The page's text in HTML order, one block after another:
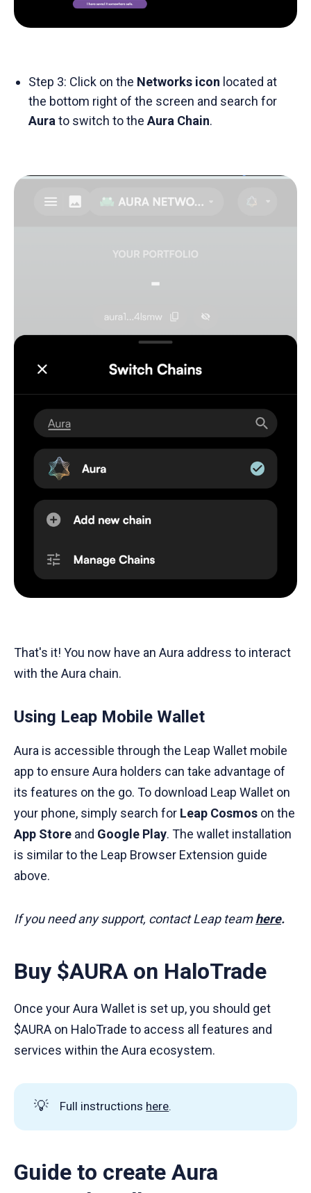
Step 3: Click on the Networks icon located at
the bottom right of the screen and search for
Aurato switch to the Aura Chain.
That's it! You now have an Aura address to interact
with the Aura chain.
Using Leap Mobile Wallet
Aura is accessible through the Leap Wallet mobile
app to ensure Aura holders can take advantage of
its features on the go. To download Leap Wallet on
your phone, simply search for Leap Cosmos on the
App Store and Google Play. The wallet installation
is similar to the Leap Browser Extension guide
above.
If you need any support, contact Leap teamhere.
Buy $AURA on HaloTrade
Once your Aura Wallet is set up, you should get
$AURA on HaloTrade to access all features and
services within the Aura ecosystem.
💡 Full instructions here.
Guide to create Aura